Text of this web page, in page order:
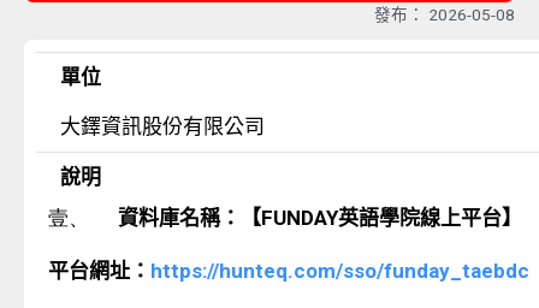
發布： 2026-05-08
單位
大鐸資訊股份有限公司
說明
壹、 資料庫名稱：【FUNDAY英語學院線上平台】
平台網址： https://hunteq.com/sso/funday_taebdc